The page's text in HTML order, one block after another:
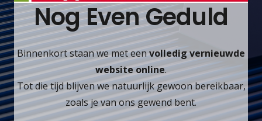
Nog Even Geduld
Binnenkort staan we met een volledig vernieuwde
website online.
Tot die tijd blijven we natuurlijk gewoon bereikbaar,
zoals je van ons gewend bent.